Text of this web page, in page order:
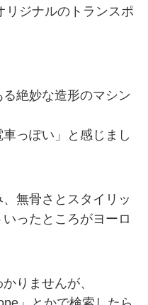
リジナルのトランスポ
絶妙な造形のマシン
っぽい」と感じまし
無骨さとスタイリッ
ったところがヨーロ
りませんが、